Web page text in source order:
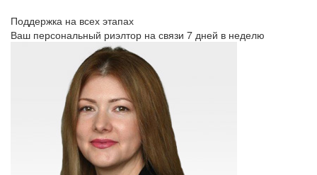
Поддержка на всех этапах
Ваш персональный риэлтор на связи 7 дней в неделю